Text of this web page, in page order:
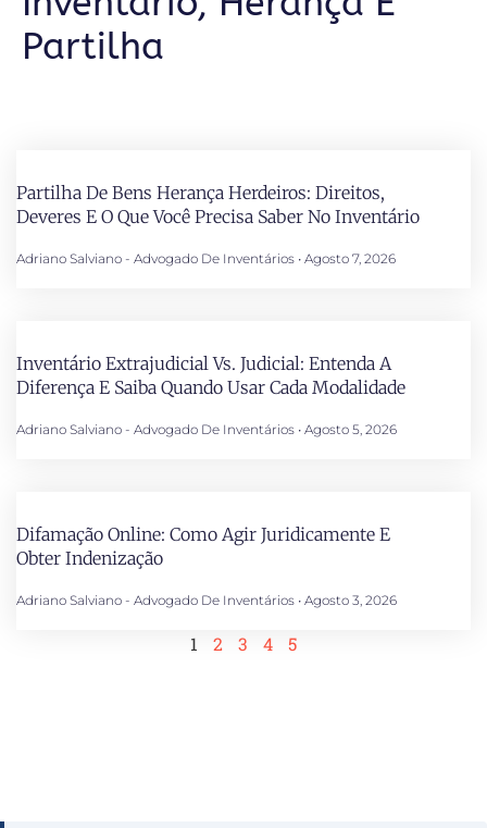
Partilha
Partilha De Bens Herança Herdeiros: Direitos,
Deveres E O Que Você Precisa Saber No Inventário
Adriano Salviano - Advogado De Inventários Agosto 7, 2026
Inventário Extrajudicial Vs. Judicial: Entenda A
Diferença E Saiba Quando Usar Cada Modalidade
Adriano Salviano - Advogado De Inventários Agosto 5, 2026
Difamação Online: Como Agir Juridicamente E
Obter Indenização
Adriano Salviano - Advogado De Inventários Agosto 3, 2026
1 2 3 4 5